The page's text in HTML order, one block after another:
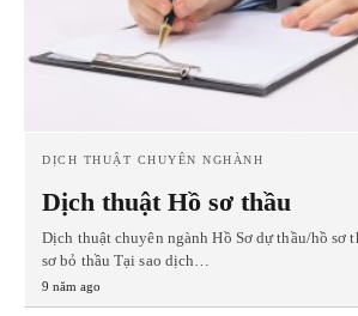
DỊCH THUẬT CHUYÊN NGHÀNH
Dịch thuật Hồ sơ thầu
Dịch thuật chuyên ngành Hồ Sơ dự thầu/hồ sơ
sơ bỏ thầu Tại sao dịch…
9 năm ago